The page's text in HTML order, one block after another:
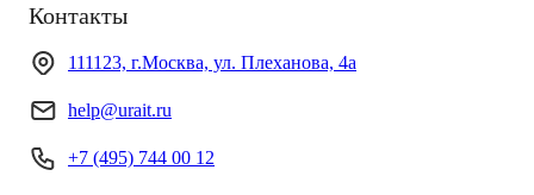
Контакты
111123, г.Москва, ул. Плеханова, 4а
help@urait.ru
+7 (495) 744 00 12